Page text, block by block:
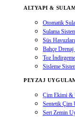
ALTYAPI &
Otomatik
Sulama
Süs
Bahçe
Toz
Sisleme
PEYZAJ
Çim Ekimi &
Sentetik Çim
Sert Zemin